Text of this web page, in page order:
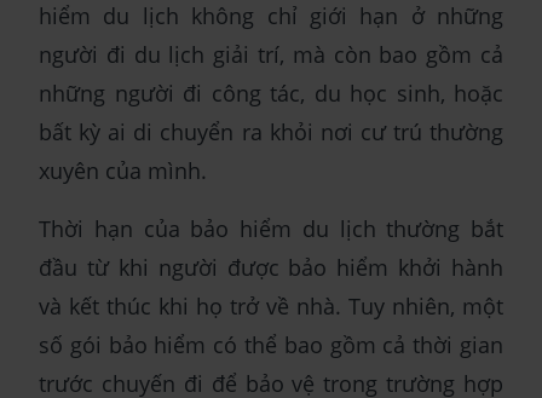
hiểm du lịch không chỉ giới hạn ở những
người đi du lịch giải trí, mà còn bao gồm cả
những người đi công tác, du học sinh, hoặc
bất kỳ ai di chuyển ra khỏi nơi cư trú thường
xuyên của mình.
Thời hạn của bảo hiểm du lịch thường bắt
đầu từ khi người được bảo hiểm khởi hành
và kết thúc khi họ trở về nhà. Tuy nhiên, một
số gói bảo hiểm có thể bao gồm cả thời gian
trước chuyến đi để bảo vệ trong trường hợp